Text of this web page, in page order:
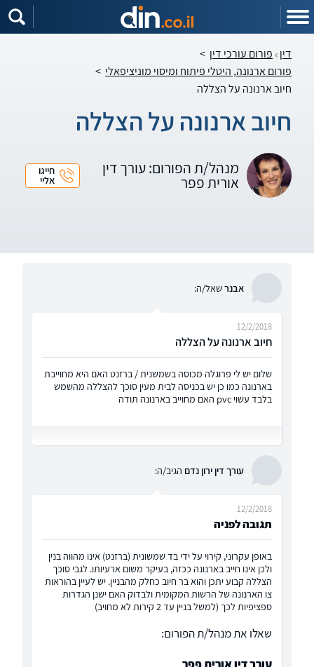
דין פורום עורכי דין >
פורום ארנונה, היטלי פיתוח ומיסוי מוניציפאלי >
חיוב ארנונה על הצללה
חיוב ארנונה על הצללה
מנהל/ת הפורום: עורך דין
אורית פפר
חייגו
אליי
אבנרשאל/ה:
חיוב ארנונה על הצללה
12/2/2018
שלום יש לי פרוגלה מכוסה בשמשנית / ברזנט האם היא מחוייבת
בארנונה כמו כן יש בכניסה לבית מעין סוכך להצללה מהשמש
בלבד עשוי pvc האם מחוייב בארנונה תודה
עורך דין ירון נדם הגיב/ה:
תגובה לפניה
12/2/2018
באופן עקרוני, קירוי על ידי בד שמשונית (ברזנט) אינו מהווה בנין
ולכן אינו חייב בארנונה ככזה, בעיקר משום ארעיותו. לגבי סוכך
הצללה קבוע יתכן והוא בר חיוב כחלק מהבניין. יש לעיין בהוראות
צו הארנונה של הרשות המקומית ולבדוק האם ישנן הגדרות
ספציפיות לכך (למשל בניין עד 2 קירות לא מחויב)
שאלו את מנהל/ת הפורום: